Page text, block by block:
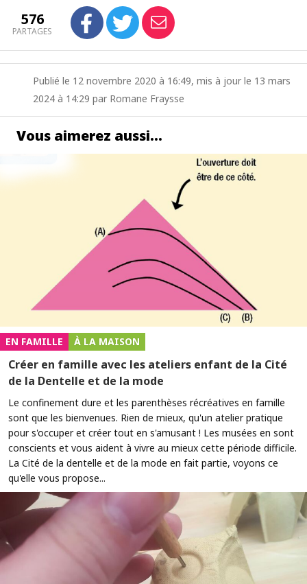
576
PARTAGES
Publié le 12 novembre 2020 à 16:49, mis à jour le 13 mars
2024 à 14:29 par Romane Fraysse
Vous aimerez aussi…
EN FAMILLE À LA MAISON
Créer en famille avec les ateliers enfant de la Cité
de la Dentelle et de la mode
Le confinement dure et les parenthèses récréatives en famille
sont que les bienvenues. Rien de mieux, qu'un atelier pratique
pour s'occuper et créer tout en s'amusant ! Les musées en sont
conscients et vous aident à vivre au mieux cette période difficile.
La Cité de la dentelle et de la mode en fait partie, voyons ce
qu'elle vous propose...